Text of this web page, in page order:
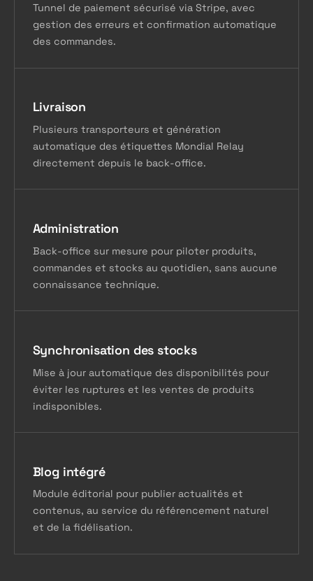
Tunnel de paiement sécurisé via Stripe, avec
gestion des erreurs et confirmation automatique
des commandes.
Livraison
Plusieurs transporteurs et génération
automatique des étiquettes Mondial Relay
directement depuis le back-office.
Administration
Back-office sur mesure pour piloter produits,
commandes et stocks au quotidien, sans aucune
connaissance technique.
Synchronisation des stocks
Mise à jour automatique des disponibilités pour
éviter les ruptures et les ventes de produits
indisponibles.
Blog intégré
Module éditorial pour publier actualités et
contenus, au service du référencement naturel
et de la fidélisation.